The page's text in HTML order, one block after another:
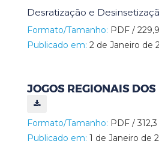
Desratização e
Formato/Tamanho: PDF /
Publicado em: 2 de Janeiro de
JOGOS REGIONAIS DOS
Formato/Tamanho: PDF /
Publicado em: 1 de Janeiro de